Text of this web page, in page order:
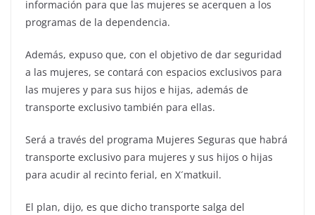
información para que las mujeres se acerquen a los
programas de la dependencia.
Además, expuso que, con el objetivo de dar seguridad
a las mujeres, se contará con espacios exclusivos para
las mujeres y para sus hijos e hijas, además de
transporte exclusivo también para ellas.
Será a través del programa Mujeres Seguras que habrá
transporte exclusivo para mujeres y sus hijos o hijas
para acudir al recinto ferial, en X´matkuil.
El plan, dijo, es que dicho transporte salga del